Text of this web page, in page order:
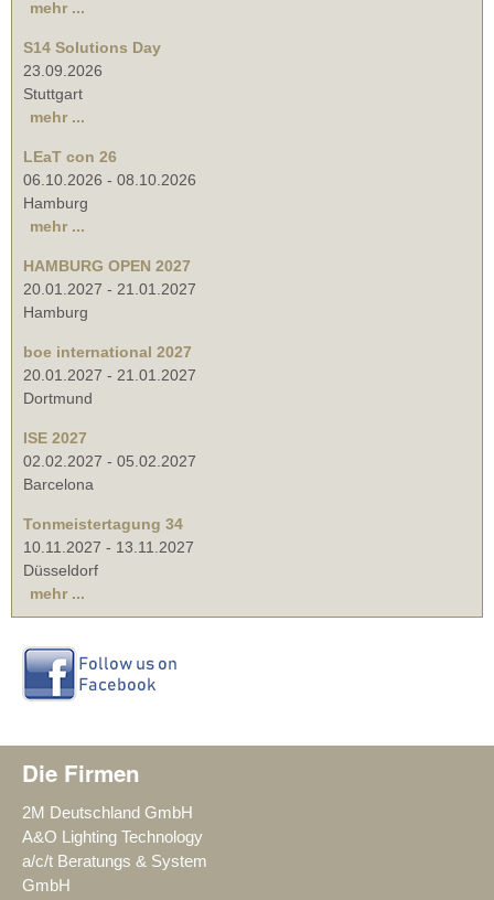
mehr ...
S14 Solutions Day
23.09.2026
Stuttgart
mehr ...
LEaT con 26
06.10.2026 - 08.10.2026
Hamburg
mehr ...
HAMBURG OPEN 2027
20.01.2027 - 21.01.2027
Hamburg
boe international 2027
20.01.2027 - 21.01.2027
Dortmund
ISE 2027
02.02.2027 - 05.02.2027
Barcelona
Tonmeistertagung 34
10.11.2027 - 13.11.2027
Düsseldorf
mehr ...
Die Firmen
2M Deutschland GmbH
A&O Lighting Technology
a/c/t Beratungs & System
GmbH